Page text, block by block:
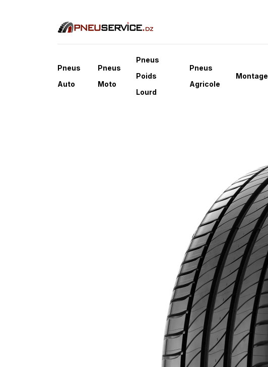
Pneus
Auto
Pneus
Moto
Pneus
Poids
Lourd
Pneus
Agricole
Montage